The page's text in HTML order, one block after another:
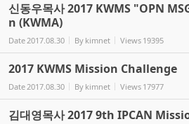
신동우목사 2017 KWMS "OPN
n (KWMA)
Date2017.08.30 By kimnet Views 19395
2017 KWMS Mission Challenge
Date2017.08.30 By kimnet Views 17977
김대영목사 2017 9th IPCAN